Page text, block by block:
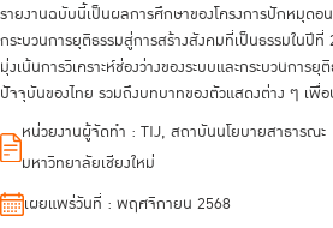
รายงานฉบับนี้เป็นผลการศึกษาของโครงการปักหมุดอ
กระบวนการยุติธรรมสู่การสร้างสังคมที่เป็นธรรมในปีที่
มุ่งเน้นการวิเคราะห์ช่องว่างของระบบและกระบวนการยุ
ปัจจุบันของไทย รวมถึงบทบาทของตัวแสดงต่าง ๆ เพื่อ
สถานการณ์ก่อนที่จะสร้างข้อเสนอเชิงนโยบายเพื่อที่จะอุ
ว่างในระยะต่อไป ด้วยการอาศัยการคิดเชิงออกแบบ
Thinking) เข้ามาเป็นฐานในการวิเคราะห์ กล่าวคือ เน้นท
เข้าใจช่องว่างผ่านการเข้าถึงจุดเจ็บปวด (pain points) ข
หน่วยงานผู้จัดทำ : TIJ, สถาบันนโยบายสาธารณะ
มหาวิทยาลัยเชียงใหม่
เผยแพร่วันที่ : พฤศจิกายน 2568